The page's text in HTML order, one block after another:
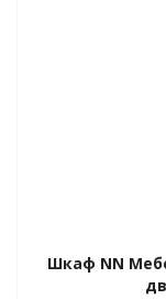
Шкаф NN